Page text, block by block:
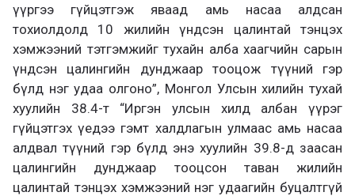
үүргээ гүйцэтгэж яваад амь насаа алдсан
тохиолдолд 10 жилийн үндсэн цалинтай тэнцэх
хэмжээний тэтгэмжийг тухайн алба хаагчийн сарын
үндсэн цалингийн дунджаар тооцож түүний гэр
бүлд нэг удаа олгоно”, Монгол Улсын хилийн тухай
хуулийн 38.4-т “Иргэн улсын хилд албан үүрэг
гүйцэтгэх үедээ гэмт халдлагын улмаас амь насаа
алдвал түүний гэр бүлд энэ хуулийн 39.8-д заасан
цалингийн дунджаар тооцсон таван жилийн
цалинтай тэнцэх хэмжээний нэг удаагийн буцалтгүй